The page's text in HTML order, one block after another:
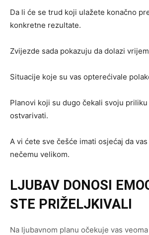
Da li će se trud koji ulažete konačno
konkretne rezultate.
Zvijezde sada pokazuju da dolazi
Situacije koje su vas opterećivale
Planovi koji su dugo čekali svoju
ostvarivati.
A vi ćete sve češće imati osjećaj da
nečemu velikom.
LJUBAV DONOSI
STE PRIŽELJKIVALI
Na ljubavnom planu očekuje vas